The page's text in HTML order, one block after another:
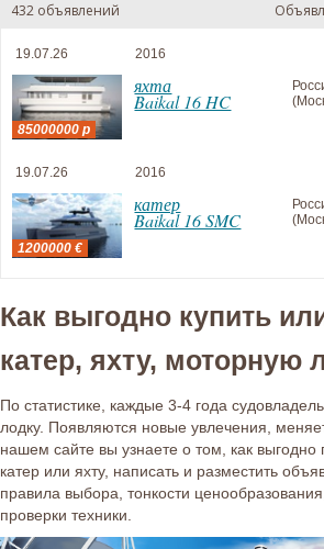
432 объявлений
19.07.26 2016
яхта
Baikal 16 HC
85000000 р
19.07.26 2016
катер
Baikal 16 SMC
1200000 €
Как выгодно купить
катер, яхту, моторную
По статистике, каждые 3-4 года
лодку. Появляются новые увлечения,
нашем сайте вы узнаете о том, как выгодно
катер или яхту, написать и разместить
правила выбора, тонкости
проверки техники.